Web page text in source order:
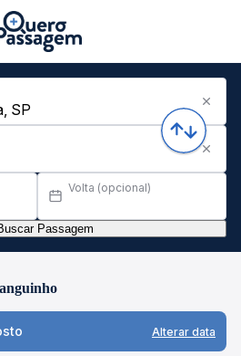
Volta (opcional)
Passagem
Alterar data